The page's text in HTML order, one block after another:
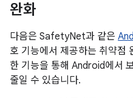
완화
다음은 SafetyNet과 같은
호 기능에서 제공하는 취약점
한 기능을 통해 Android에서
줄일 수 있습니다.